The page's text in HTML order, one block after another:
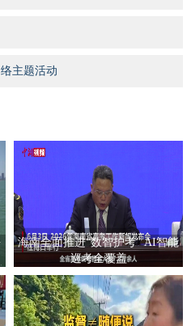
主题活动
海南全面推进“数智护考” AI智能
巡考全覆盖